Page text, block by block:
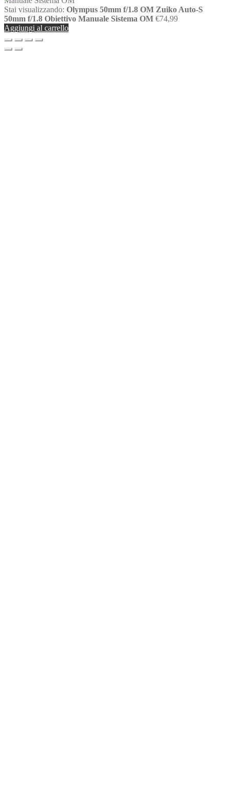
Stai visualizzando: Olympus 50mm f/1.8 OM Zuiko Auto‑S
50mm f/1.8 Obiettivo Manuale Sistema OM €74,99
Aggiungi al carrello